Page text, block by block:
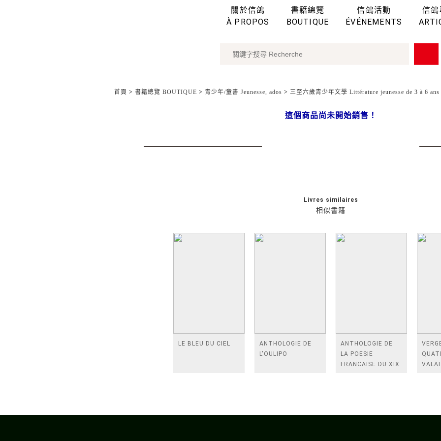
關於信鴿
À PROPOS
書籍總覽
BOUTIQUE
信鴿活動
ÉVÉNEMENTS
信鴿
首頁 > 書籍總覽 BOUTIQUE > 青少年/童書 Jeunesse, ados > 三至六歲青少年文學 Littérature jeunesse de 3 à 6 ans
這個商品尚未開始銷售！
相似書籍
Livres similaires
LE BLEU DU CIEL
ANTHOLOGIE DE
L'OULIPO
ANTHOLOGIE DE
LA POESIE
FRANCAISE DU XIX